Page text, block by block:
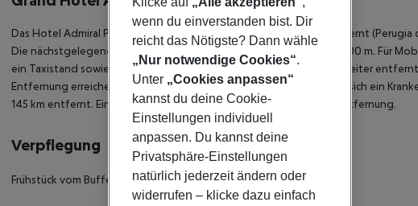
4
Das Hotel Admiral Palace (Adults only) liegt ca. 70 km von Siena entfernt (Perugia
Die nächstgelegenen Bars und Restaurants erreichen Sie nach rund 100 m. Für
ein Taxistand sowie eine Bushaltestelle in etwa 150 m Entfernung. Weiter
Entfernung erreichen. Zur ärztlichen Versorgung im Notfall befindet sich ein
145 km entfernt. Ein weiterer Flughafen (CIA) liegt in etwa 180 km Entfernung.
Verpflegung
Frühstück vom Buffet.
wenn du einverstanden bist. Dir
reicht das Nötigste? Dann wähle
„Nur notwendige Cookies“.
Unter „Cookies anpassen“
kannst du deine Cookie-
Einstellungen individuell
anpassen. Du kannst deine
Privatsphäre-Einstellungen
natürlich jederzeit ändern oder
widerrufen – klicke dazu einfach